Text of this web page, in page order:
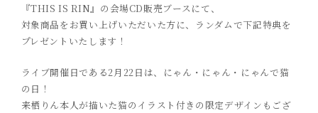
『THIS IS RIN』の会場CD販売ブースにて、
対象商品をお買い上げいただいた方に、ランダムで下記特典を
プレゼントいたします！
ライブ開催日である2月22日は、にゃん・にゃん・にゃんで猫
の日！
来栖りん本人が描いた猫のイラスト付きの限定デザインもござ